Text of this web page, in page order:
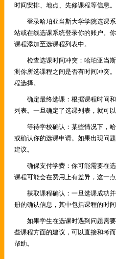
时间安排、地点、先修课程等信息。
登录哈珀亚当斯大学学院选课系
站或在线选课系统登录你的账户。
课程添加至选课程列表中。
检查选课时间冲突：哈珀亚当斯
测你所选课程之间是否有时间冲突
程选择。
确定最终选课：根据课程时间和
列表。一旦确定了选课列表，就可以
等待学校确认：某些情况下，哈
或确认你的选课申请。如果出现问
建议。
确保支付学费：你可能需要在选
课程可能会在费用上有差异，这一点
获取课程确认：一旦选课成功并
册的确认信息，其中包括课程的时
如果学生在选课时遇到问题需要
些课程方面的建议，可以直接和考
帮助。